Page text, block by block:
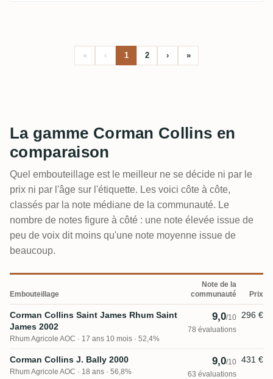
« ‹ 1 2 › »
La gamme Corman Collins en
comparaison
Quel embouteillage est le meilleur ne se décide ni par le
prix ni par l'âge sur l'étiquette. Les voici côte à côte,
classés par la note médiane de la communauté. Le
nombre de notes figure à côté : une note élevée issue de
peu de voix dit moins qu'une note moyenne issue de
beaucoup.
Embouteillage
Note de la
communauté
Prix
Corman Collins Saint James Rhum Saint
James 2002
Rhum Agricole AOC 17 ans 10 mois · 52,4%
9,0/10
78 évaluations
296 €
Corman Collins J. Bally 2000
Rhum Agricole AOC 18 ans · 56,8%
9,0/10
63 évaluations
431 €